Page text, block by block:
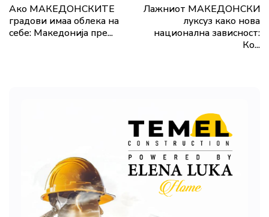
Ако МАКЕДОНСКИТЕ
градови имаа облека на
себе: Македонија пре...
Лажниот МАКЕДОНСКИ
луксуз како нова
национална зависност:
Ко...